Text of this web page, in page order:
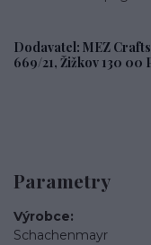
Dodavatel: MEZ
669/21, Žižkov 130 00
Parametry
Výrobce
Schachenmayr